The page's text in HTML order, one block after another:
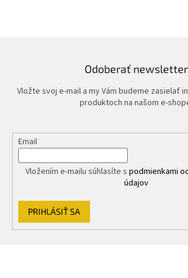
r
v
k
y
p
u
Odoberať newsletter
Vložte svoj e-mail a my Vám budeme zasielať
produktoch na našom e-
Email
Vložením e-mailu súhlasíte s podmienkami
údajov
PRIHLÁSIŤ SA